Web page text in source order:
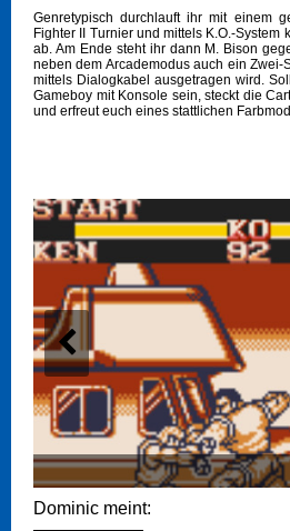
Genretypisch durchlauft ihr mit einem
Fighter II Turnier und mittels K.O.-System
ab. Am Ende steht ihr dann M. Bison
neben dem Arcademodus auch ein
mittels Dialogkabel ausgetragen wird.
Gameboy mit Konsole sein, steckt die
und erfreut euch eines stattlichen
Dominic meint: